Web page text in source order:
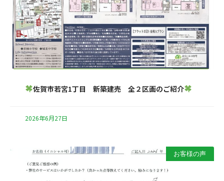
佐賀市若宮1丁目 新築建売 全２区画のご紹介
2026年6月27日
お客様の声